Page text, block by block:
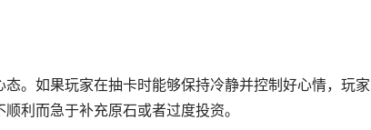
。如果玩家在抽卡时能够保持冷静并控制好心情，玩家
利而急于补充原石或者过度投资。